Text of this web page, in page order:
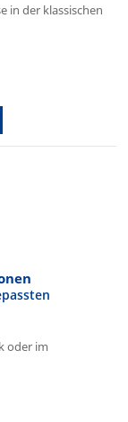
in der klassischen
oder im